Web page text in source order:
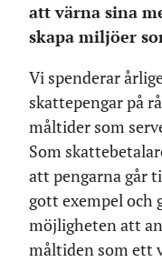
att värna sina
skapa miljöer
Vi spenderar
skattepengar på
måltider som
Som
att pengarna går
gott exempel och
möjligheten att
måltiden som ett